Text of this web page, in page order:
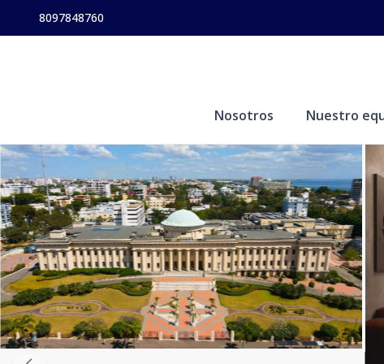
8097848760
Nosotros Nuestro